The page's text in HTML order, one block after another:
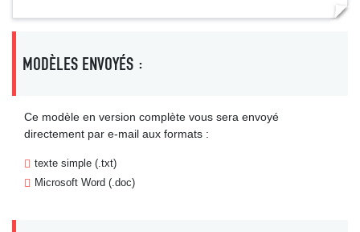
MODÈLES ENVOYÉS :
Ce modèle en version complète vous sera envoyé
directement par e-mail aux formats :
texte simple (.txt)
Microsoft Word (.doc)